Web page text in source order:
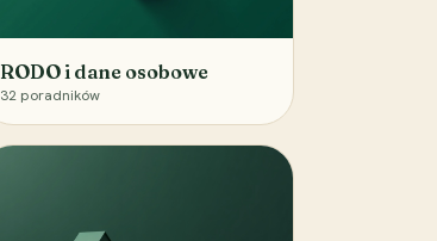
RODO i dane osobowe
32 poradników